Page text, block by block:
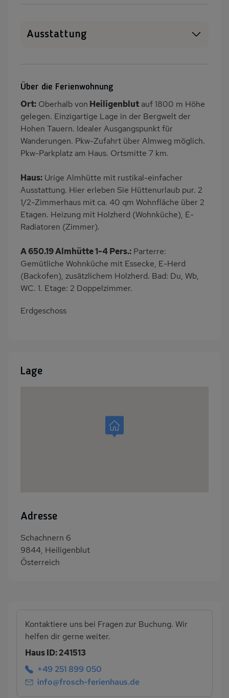
Ausstattung
PKW-Parkplatz
Dusche/WC
Küche
Herd (2 Platten)
Backofen
Kühlschrank
Babybett
Nichtraucher
Wb/WC
Bettwäsche inklusive
Über die Ferienwohnung
Ort: Oberhalb von Heiligenblut auf 1800 m Höhe
gelegen. Einzigartige Lage in der Bergwelt der
Hohen Tauern. Idealer Ausgangspunkt für
Wanderungen. Pkw-Zufahrt über Almweg möglich.
Pkw-Parkplatz am Haus. Ortsmitte 7 km.
Haus: Urige Almhütte mit rustikal-einfacher
Ausstattung. Hier erleben Sie Hüttenurlaub pur. 2
1/2-Zimmerhaus mit ca. 40 qm Wohnfläche über 2
Etagen. Heizung mit Holzherd (Wohnküche), E-
Radiatoren (Zimmer).
A 650.19 Almhütte 1-4 Pers.: Parterre:
Gemütliche Wohnküche mit Essecke, E-Herd
(Backofen), zusätzlichem Holzherd. Bad: Du, Wb,
WC. 1. Etage: 2 Doppelzimmer.
Erdgeschoss
Lage
Adresse
Schachnern 6
9844, Heiligenblut
Österreich
Kontaktiere uns bei Fragen zur Buchung. Wir
helfen dir gerne weiter.
Haus ID: 241513
+49 251 899 050
info@frosch-ferienhaus.de